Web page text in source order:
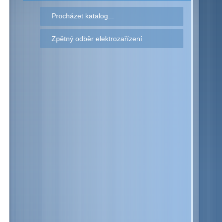
Procházet katalog...
Zpětný odběr elektrozařízení